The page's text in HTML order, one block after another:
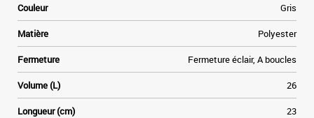
Couleur Gris
Matière Polyester
Fermeture Fermeture éclair, A boucles
Volume (L) 26
Longueur (cm) 23